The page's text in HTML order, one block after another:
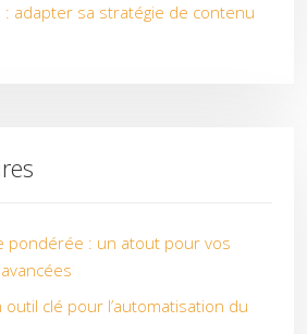
: adapter sa stratégie de contenu
pondérée : un atout pour vos
clé pour l’automatisation du